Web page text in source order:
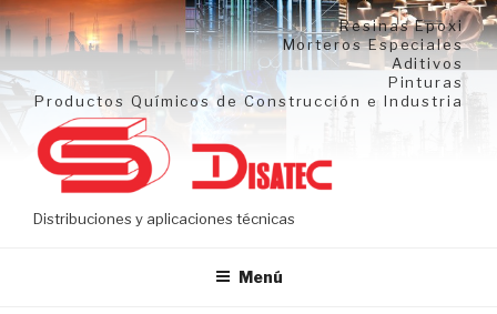
Ir
al
contenido
Resinas Epoxi
Morteros Especiales
Aditivos
Pinturas
Productos Químicos de Construcción e Industria
Distribuciones y aplicaciones técnicas
Menú